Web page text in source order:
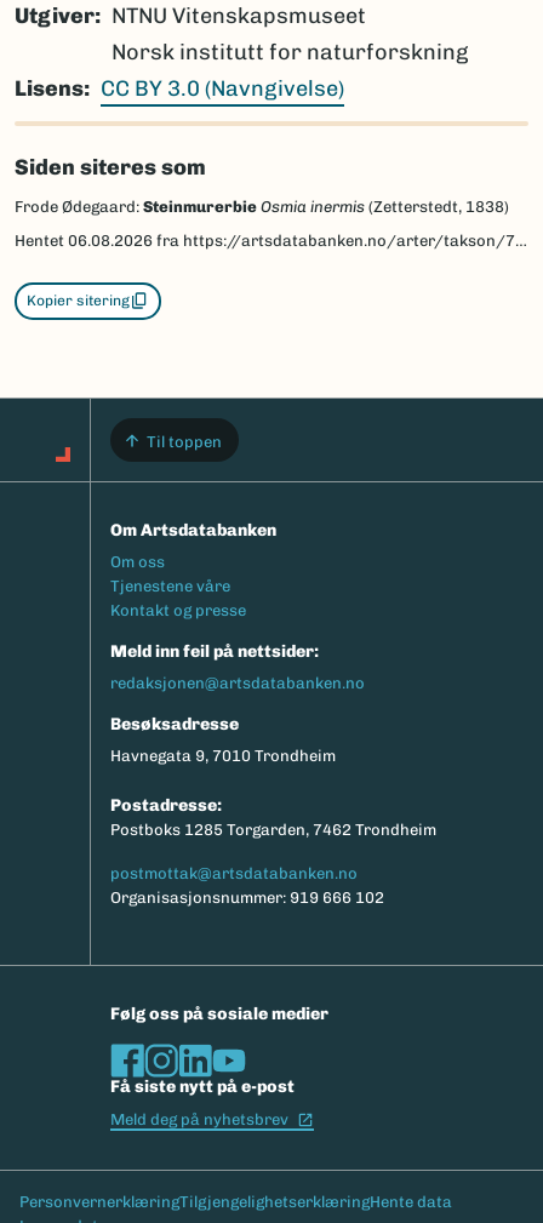
Utgiver
NTNU Vitenskapsmuseet
Norsk institutt for naturforskning
Lisens
CC BY 3.0 (Navngivelse)
Siden siteres som
Frode Ødegaard: Steinmurerbie Osmia inermis (Zetterstedt, 1838)
Hentet 06.08.2026 fra https://artsdatabanken.no/arter/takson/77883/beskrivelse
Kopier sitering
Til toppen
Om Artsdatabanken
Footermeny
Om oss
Tjenestene våre
Kontakt og presse
Meld inn feil på nettsider:
redaksjonen@artsdatabanken.no
Besøksadresse
Havnegata 9, 7010 Trondheim
Postadresse:
Postboks 1285 Torgarden, 7462 Trondheim
postmottak@artsdatabanken.no
Organisasjonsnummer: 919 666 102
Følg oss på sosiale medier
Få siste nytt på e-post
Meld deg på nyhetsbrev
Bunntekst
PersonvernerklæringTilgjengelighetserklæringHente data